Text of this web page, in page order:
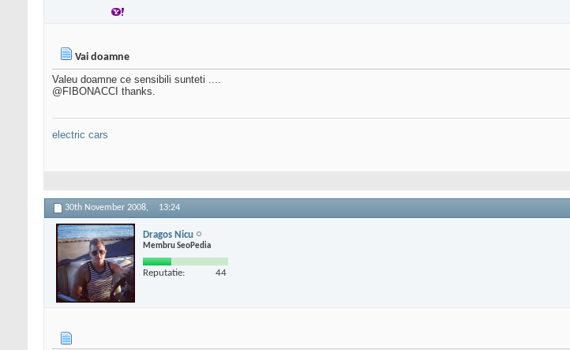
Vai doamne
Valeu doamne ce sensibili sunteti ....
@FIBONACCI thanks.
electric cars
30th November 2008, 13:24
Dragos Nicu
Membru SeoPedia
Reputatie: 44